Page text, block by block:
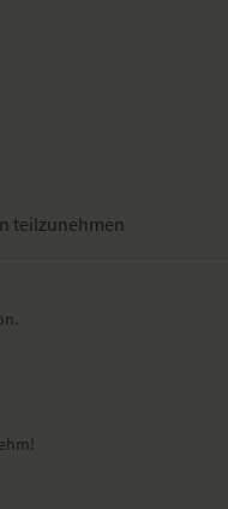
teilzunehmen